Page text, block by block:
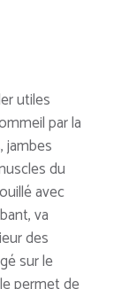
utiles
par la
jambes
du
avec
va
des
sur le